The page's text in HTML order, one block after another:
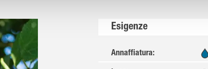
Esigenze
Annaffiatura: